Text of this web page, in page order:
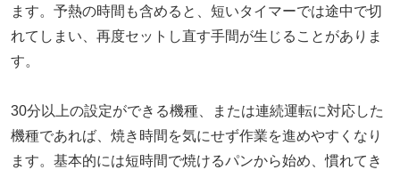
ます。予熱の時間も含めると、短いタイマーでは途中で切
れてしまい、再度セットし直す手間が生じることがありま
す。
30分以上の設定ができる機種、または連続運転に対応した
機種であれば、焼き時間を気にせず作業を進めやすくなり
ます。基本的には短時間で焼けるパンから始め、慣れてき